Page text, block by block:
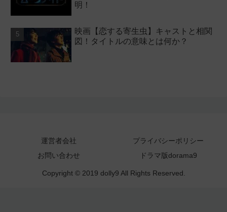
明！
映画【恋する寄生虫】キャストと相関
図！タイトルの意味とは何か？
運営者会社
プライバシーポリシー
お問い合わせ
ドラマ版dorama9
Copyright © 2019 dolly9 All Rights Reserved.